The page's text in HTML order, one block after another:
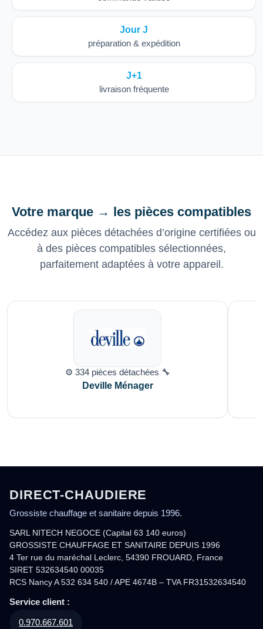
Jour J
préparation & expédition
J+1
livraison fréquente
Votre marque → les pièces compatibles
Accédez aux pièces détachées d’origine certifiées ou
à des pièces compatibles sélectionnées,
parfaitement adaptées à votre appareil.
⚙️ 334 pièces détachées 🔧
Deville Ménager
DIRECT-CHAUDIERE
Grossiste chauffage et sanitaire depuis 1996.
SARL NITECH NEGOCE (Capital 63 140 euros)
GROSSISTE CHAUFFAGE ET SANITAIRE DEPUIS 1996
4 Ter rue du maréchal Leclerc, 54390 FROUARD, France
SIRET 532634540 00035
RCS Nancy A 532 634 540 / APE 4674B – TVA FR31532634540
Service client :
0.970.667.601